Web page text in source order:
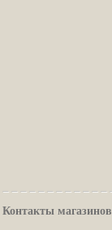
Контакты